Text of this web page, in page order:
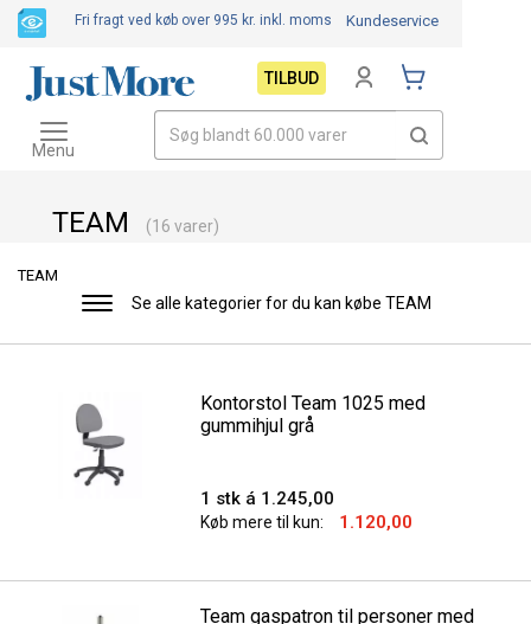
TEAM (16 varer)
TEAM
Se alle kategorier for du kan købe TEAM
Toggle
Kontorstol Team 1025 med
gummihjul grå
1 stk á 1.245,00
Køb mere til kun: 1.120,00
Team gaspatron til personer med
Fri fragt ved køb over 995 kr. inkl. moms Kundeservice
TILBUD
Toggle
navigation
Menu